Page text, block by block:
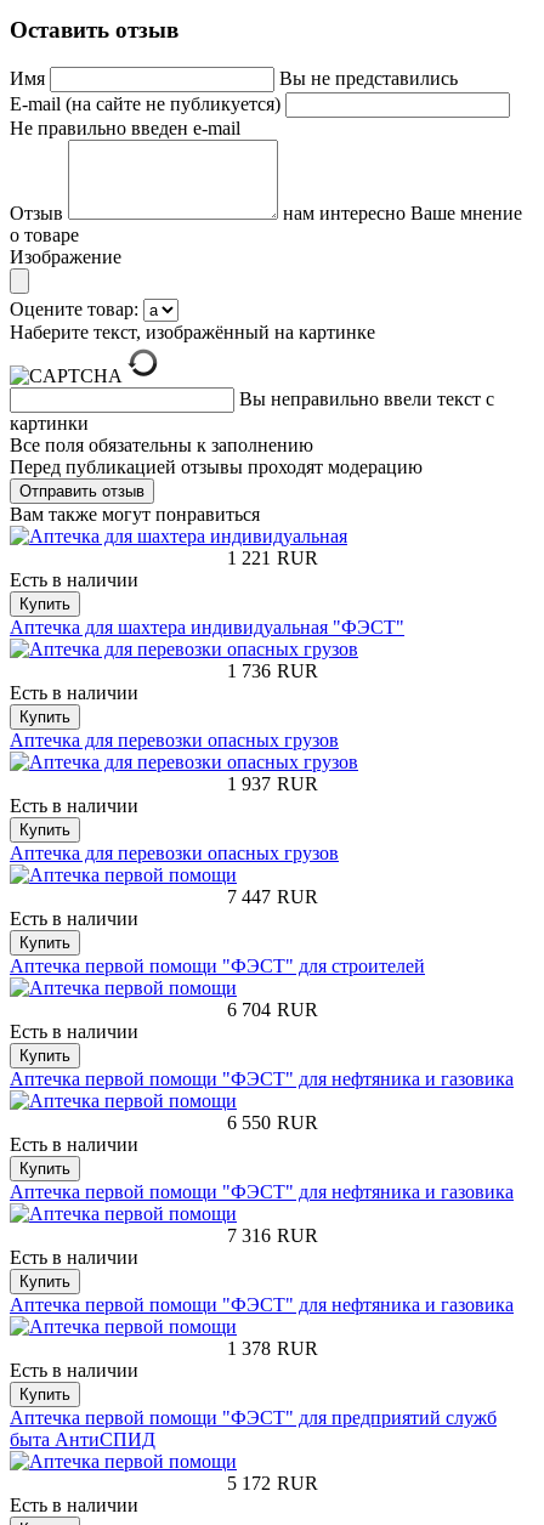
Оставить отзыв
Имя
Вы не представились
E-mail (на сайте не публикуется)
Не правильно введен e-mail
Отзыв
нам интересно Ваше мнение
о товаре
Изображение
Оцените товар:
Наберите текст, изображённый на картинке
Вы неправильно ввели текст с
картинки
Все поля обязательны к заполнению
Перед публикацией отзывы проходят модерацию
Вам также могут понравиться
1 221 RUR
Есть в наличии
Купить
Аптечка для шахтера индивидуальная "ФЭСТ"
1 736 RUR
Есть в наличии
Купить
Аптечка для перевозки опасных грузов
1 937 RUR
Есть в наличии
Купить
Аптечка для перевозки опасных грузов
7 447 RUR
Есть в наличии
Купить
Аптечка первой помощи "ФЭСТ" для строителей
6 704 RUR
Есть в наличии
Купить
Аптечка первой помощи "ФЭСТ" для нефтяника и газовика
6 550 RUR
Есть в наличии
Купить
Аптечка первой помощи "ФЭСТ" для нефтяника и газовика
7 316 RUR
Есть в наличии
Купить
Аптечка первой помощи "ФЭСТ" для нефтяника и газовика
1 378 RUR
Есть в наличии
Купить
Аптечка первой помощи "ФЭСТ" для предприятий служб
быта АнтиСПИД
5 172 RUR
Есть в наличии